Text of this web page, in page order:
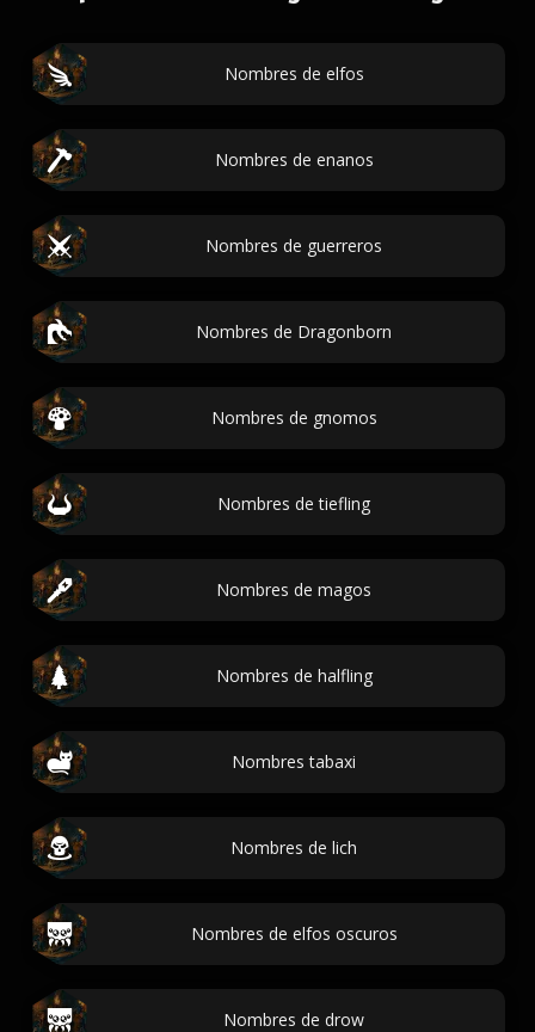
Nombres de elfos
Nombres de enanos
Nombres de guerreros
Nombres de Dragonborn
Nombres de gnomos
Nombres de tiefling
Nombres de magos
Nombres de halfling
Nombres tabaxi
Nombres de lich
Nombres de elfos oscuros
Nombres de drow